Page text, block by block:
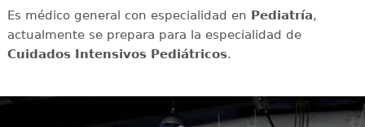
Es médico general con especialidad en Pediatría,
actualmente se prepara para la especialidad de
Cuidados Intensivos Pediátricos.